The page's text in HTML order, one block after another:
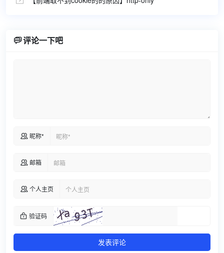
评论一下吧
昵称*
 邮箱
个人主页
 验证码
发表评论